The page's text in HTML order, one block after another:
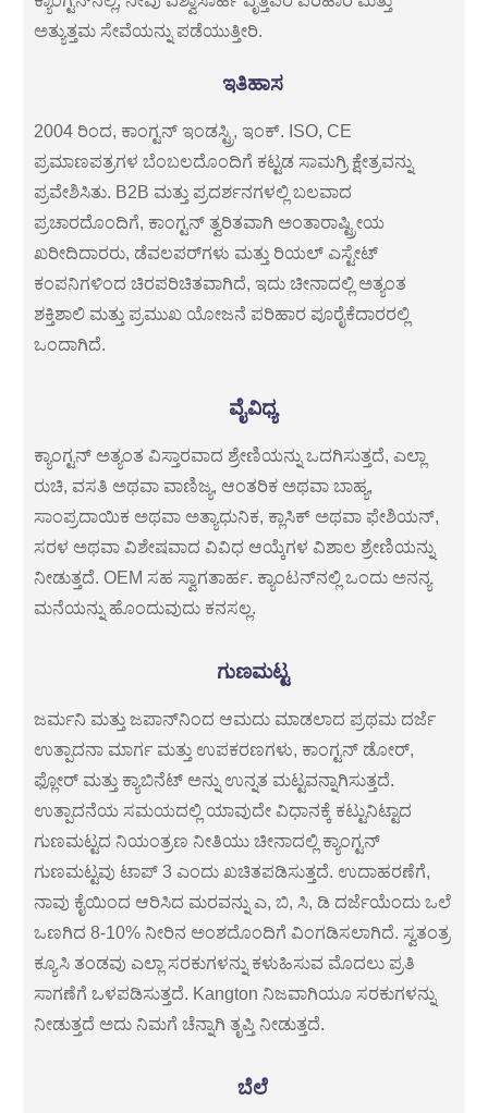
ಅತ್ಯುತ್ತಮ ಸೇವೆಯನ್ನು ಪಡೆಯುತ್ತೀರಿ.
ಇತಿಹಾಸ
2004 ರಿಂದ, ಕಾಂಗ್ಟನ್ ಇಂಡಸ್ಟ್ರಿ, ಇಂಕ್. ISO, CE
ಪ್ರಮಾಣಪತ್ರಗಳ ಬೆಂಬಲದೊಂದಿಗೆ ಕಟ್ಟಡ ಸಾಮಗ್ರಿ ಕ್ಷೇತ್ರವನ್ನು
ಪ್ರವೇಶಿಸಿತು. B2B ಮತ್ತು ಪ್ರದರ್ಶನಗಳಲ್ಲಿ ಬಲವಾದ
ಪ್ರಚಾರದೊಂದಿಗೆ, ಕಾಂಗ್ಟನ್ ತ್ವರಿತವಾಗಿ ಅಂತಾರಾಷ್ಟ್ರೀಯ
ಖರೀದಿದಾರರು, ಡೆವಲಪರ್‌ಗಳು ಮತ್ತು ರಿಯಲ್ ಎಸ್ಟೇಟ್
ಕಂಪನಿಗಳಿಂದ ಚಿರಪರಿಚಿತವಾಗಿದೆ, ಇದು ಚೀನಾದಲ್ಲಿ ಅತ್ಯಂತ
ಶಕ್ತಿಶಾಲಿ ಮತ್ತು ಪ್ರಮುಖ ಯೋಜನೆ ಪರಿಹಾರ ಪೂರೈಕೆದಾರರಲ್ಲಿ
ಒಂದಾಗಿದೆ.
ವೈವಿಧ್ಯ
ಕ್ಯಾಂಗ್ಟನ್ ಅತ್ಯಂತ ವಿಸ್ತಾರವಾದ ಶ್ರೇಣಿಯನ್ನು ಒದಗಿಸುತ್ತದೆ, ಎಲ್ಲಾ
ರುಚಿ, ವಸತಿ ಅಥವಾ ವಾಣಿಜ್ಯ, ಆಂತರಿಕ ಅಥವಾ ಬಾಹ್ಯ,
ಸಾಂಪ್ರದಾಯಿಕ ಅಥವಾ ಅತ್ಯಾಧುನಿಕ, ಕ್ಲಾಸಿಕ್ ಅಥವಾ ಫೇಶಿಯನ್,
ಸರಳ ಅಥವಾ ವಿಶೇಷವಾದ ವಿವಿಧ ಆಯ್ಕೆಗಳ ವಿಶಾಲ ಶ್ರೇಣಿಯನ್ನು
ನೀಡುತ್ತದೆ. OEM ಸಹ ಸ್ವಾಗತಾರ್ಹ. ಕ್ಯಾಂಟನ್‌ನಲ್ಲಿ ಒಂದು ಅನನ್ಯ
ಮನೆಯನ್ನು ಹೊಂದುವುದು ಕನಸಲ್ಲ.
ಗುಣಮಟ್ಟ
ಜರ್ಮನಿ ಮತ್ತು ಜಪಾನ್‌ನಿಂದ ಆಮದು ಮಾಡಲಾದ ಪ್ರಥಮ ದರ್ಜೆ
ಉತ್ಪಾದನಾ ಮಾರ್ಗ ಮತ್ತು ಉಪಕರಣಗಳು, ಕಾಂಗ್ಟನ್ ಡೋರ್,
ಫ್ಲೋರ್ ಮತ್ತು ಕ್ಯಾಬಿನೆಟ್ ಅನ್ನು ಉನ್ನತ ಮಟ್ಟವನ್ನಾಗಿಸುತ್ತದೆ.
ಉತ್ಪಾದನೆಯ ಸಮಯದಲ್ಲಿ ಯಾವುದೇ ವಿಧಾನಕ್ಕೆ ಕಟ್ಟುನಿಟ್ಟಾದ
ಗುಣಮಟ್ಟದ ನಿಯಂತ್ರಣ ನೀತಿಯು ಚೀನಾದಲ್ಲಿ ಕ್ಯಾಂಗ್ಟನ್
ಗುಣಮಟ್ಟವು ಟಾಪ್ 3 ಎಂದು ಖಚಿತಪಡಿಸುತ್ತದೆ. ಉದಾಹರಣೆಗೆ,
ನಾವು ಕೈಯಿಂದ ಆರಿಸಿದ ಮರವನ್ನು ಎ, ಬಿ, ಸಿ, ಡಿ ದರ್ಜೆಯೆಂದು ಒಲೆ
ಒಣಗಿದ 8-10% ನೀರಿನ ಅಂಶದೊಂದಿಗೆ ವಿಂಗಡಿಸಲಾಗಿದೆ. ಸ್ವತಂತ್ರ
ಕ್ಯೂಸಿ ತಂಡವು ಎಲ್ಲಾ ಸರಕುಗಳನ್ನು ಕಳುಹಿಸುವ ಮೊದಲು ಪ್ರತಿ
ಸಾಗಣೆಗೆ ಒಳಪಡಿಸುತ್ತದೆ. Kangton ನಿಜವಾಗಿಯೂ ಸರಕುಗಳನ್ನು
ನೀಡುತ್ತದೆ ಅದು ನಿಮಗೆ ಚೆನ್ನಾಗಿ ತೃಪ್ತಿ ನೀಡುತ್ತದೆ.
ಬೆಲೆ